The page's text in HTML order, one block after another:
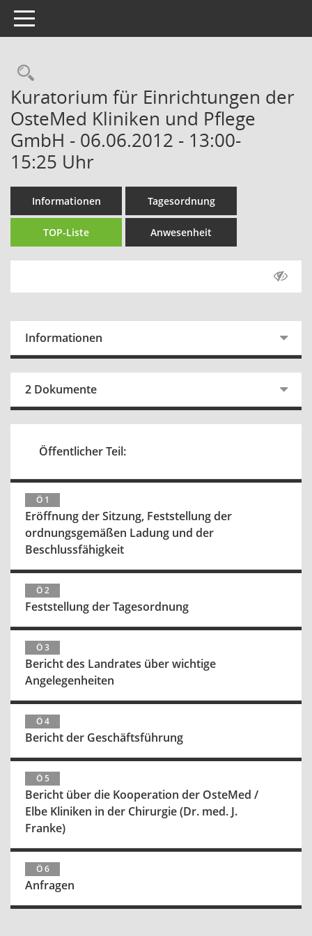
Toggle navigation
Rechercheauswahl
Kuratorium für Einrichtungen der
OsteMed Kliniken und Pflege
GmbH - 06.06.2012 - 13:00-
15:25 Uhr
Informationen Tagesordnung
TOP-Liste Anwesenheit
Informationen
2 Dokumente
Öffentlicher Teil:
Ö 1
Eröffnung der Sitzung, Feststellung der
ordnungsgemäßen Ladung und der
Beschlussfähigkeit
Ö 2
Feststellung der Tagesordnung
Ö 3
Bericht des Landrates über wichtige
Angelegenheiten
Ö 4
Bericht der Geschäftsführung
Ö 5
Bericht über die Kooperation der OsteMed /
Elbe Kliniken in der Chirurgie (Dr. med. J.
Franke)
Ö 6
Anfragen